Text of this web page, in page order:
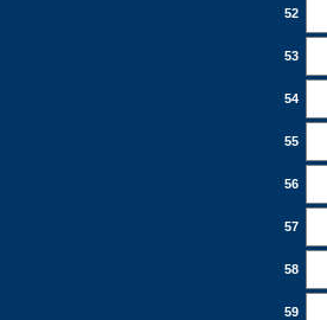
52
53
54
55
56
57
58
59